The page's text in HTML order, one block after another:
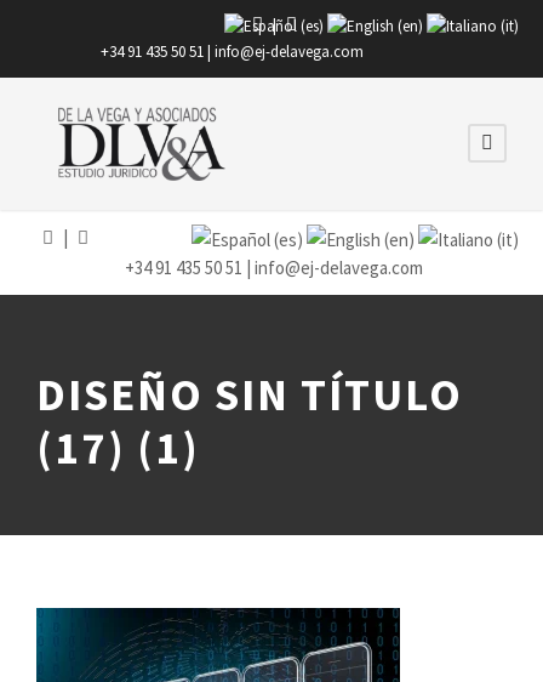
|
+34 91 435 50 51 | info@ej-delavega.com
+34 91 435 50 51 | info@ej-delavega.com
DISEÑO SIN TÍTULO
(17) (1)